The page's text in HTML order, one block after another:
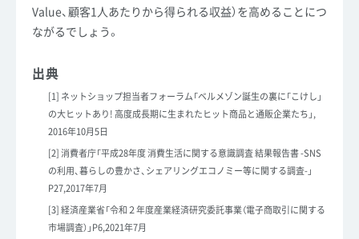
Value、顧客1人あたりから得られる収益）を高めることにつ
ながるでしょう。
出典
[1] ネットショップ担当者フォーラム「ベルメゾン誕生の裏に「こけし」
の大ヒットあり! 高度成長期に生まれたヒット商品と通販企業たち 」,
2016年10月5日
[2] 消費者庁「平成28年度 消費生活に関する意識調査 結果報告書 -SNS
の利用、暮らしの豊かさ、シェアリングエコノミー等に関する調査-」
P27,2017年7月
[3] 経済産業省「令和２年度産業経済研究委託事業（電子商取引に関する
市場調査） 」P6,2021年7月